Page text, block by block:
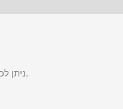
ניתן לכוונן ידנית את מתלה המסך למעלה ולמטה על גבי העמוד, או לשמאל ולימין על גבי פס ההרכבה.